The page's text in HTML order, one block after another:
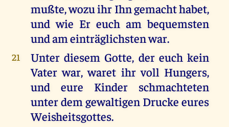
mußte, wozu ihr Ihn gemacht habet,
und wie Er euch am bequemsten
und am einträglichsten war.
21
Unter diesem Gotte, der euch kein
Vater war, waret ihr voll Hungers,
und eure Kinder schmachteten
unter dem gewaltigen Drucke eures
Weisheitsgottes.